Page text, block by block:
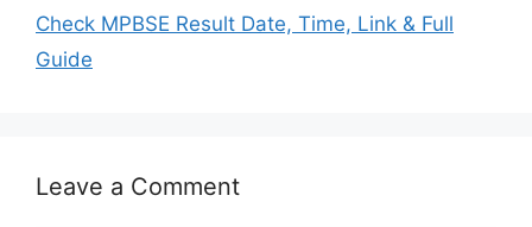
Check MPBSE Result Date, Time, Link & Full
Guide
Leave a Comment